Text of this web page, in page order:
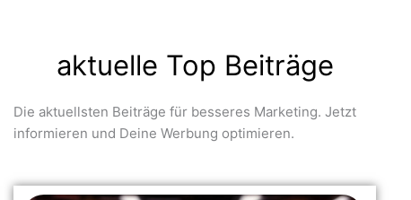
aktuelle Top Beiträge
Die aktuellsten Beiträge für besseres Marketing. Jetzt
informieren und Deine Werbung optimieren.